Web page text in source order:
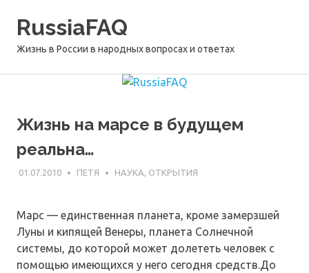
RussiaFAQ
Жизнь в России в народных вопросах и ответах
Жизнь на марсе в будущем
реальна…
01.07.2010 ПЕТЯ НАУКА, ОТКРЫТИЯ
Марс — единственная планета, кроме замерзшей
Луны и кипящей Венеры, планета Солнечной
системы, до которой может долететь человек с
помощью имеющихся у него сегодня средств.До